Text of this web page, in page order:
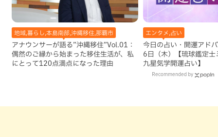
地域,暮らし,本島南部,沖縄移住,那覇市
アナウンサーが語る”沖縄移住”Vol.01：
偶然のご縁から始まった移住生活が、私
にとって120点満点になった理由
エンタメ,占い
今日の占い・開運アド
6日（木）【琉球鑑定士
九星気学開運占い】
Recommended by